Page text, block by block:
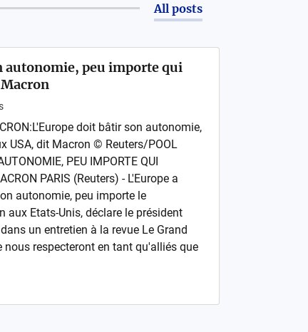
All posts
autonomie, peu importe qui
doit bâtir son autonomie,
USA, dit Macron © Reuters/POOL
PEU IMPORTE QUI
PARIS (Reuters) - L'Europe a
autonomie, peu importe le
Etats-Unis, déclare le président
un entretien à la revue Le Grand
nous respecteront en tant qu'alliés que